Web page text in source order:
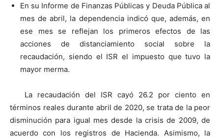
En su Informe de Finanzas Públicas y Deuda Pública al
mes de abril, la dependencia indicó que, además, en
ese mes se reflejan los primeros efectos de las
acciones de distanciamiento social sobre la
recaudación, siendo el ISR el impuesto que tuvo la
mayor merma.
La recaudación del ISR cayó 26.2 por ciento en
términos reales durante abril de 2020, se trata de la peor
disminución para igual mes desde la crisis de 2009, de
acuerdo con los registros de Hacienda. Asimismo, la